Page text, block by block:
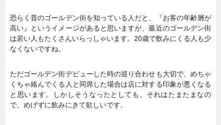
恐らく昔のゴールデン街を知っている人だと、『お客の年齢層が
高い』というイメージがあると思いますが、最近のゴールデン街
は若い人もたくさんいらっしゃいます。20歳で飲みにくる人も少
なくないですね。
ただゴールデン街デビューした時の巡り合わせも大切で、めちゃ
くちゃ絡んでくる人と同席した場合は店に対する印象が悪くなる
と思います。しかしそうなったとしても、それはたまたまなの
で、めげずに飲みにきて欲しいです。